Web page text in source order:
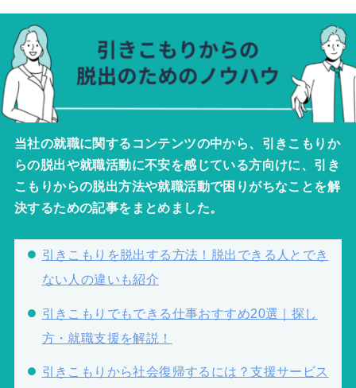
当社の就職に関するコンテンツの中から、引きこもりか
らの脱出や就職活動に不安を感じている方向けに、引き
こもりからの脱出方法や就職活動で困りがちなことを解
決するための記事をまとめました。
引きこもりを脱出する方法！脱出できる人とでき
ない人の違いも紹介
引きこもりでもできる仕事おすすめ20選｜探し
方・就職支援を解説！
引きこもりから社会復帰するには？支援サービス